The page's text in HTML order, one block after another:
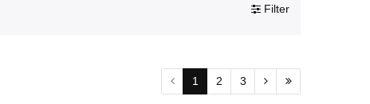
Filter
1 2 3